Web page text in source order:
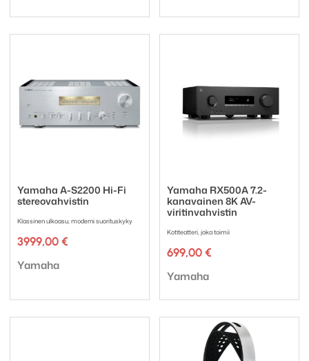
Yamaha A-S2200 Hi-Fi
stereovahvistin
Klassinen ulkoasu, moderni suorituskyky
3999,00 €
Tuotemerkki:
Yamaha
Yamaha RX500A 7.2-
kanavainen 8K AV-
viritinvahvistin
Kotiteatteri, joka toimii
699,00 €
Tuotemerkki:
Yamaha